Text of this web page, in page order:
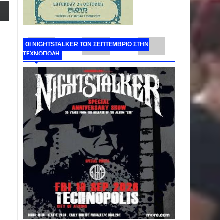
ΟΙ NIGHTSTALKER ΤΟΝ ΣΕΠΤΕΜΒΡΙΟ ΣΤΗΝ
ΤΕΧΝΟΠΟΛΗ